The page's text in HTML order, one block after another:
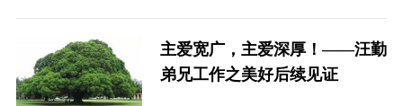
主爱宽广，主爱深厚！——汪勤
弟兄工作之美好后续见证